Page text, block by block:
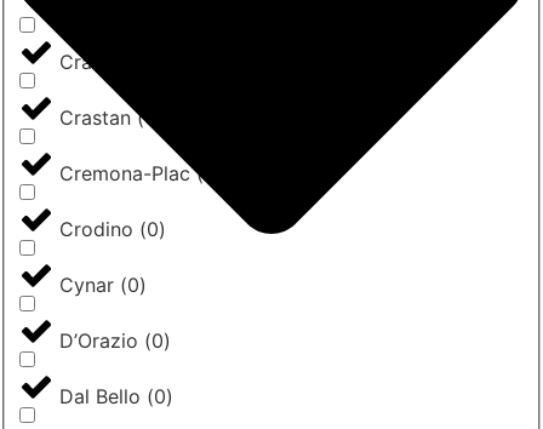
Crai
Crastan(0
Cremona-Plac(
Crodino (0)
Cynar (0)
D’Orazio (0)
Dal Bello (0)